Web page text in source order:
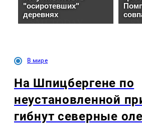
В мире
На Шпицбергене по
неустановленной
гибнут северные